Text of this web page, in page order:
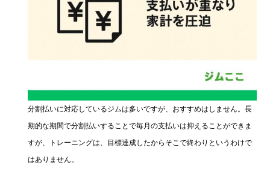
分割払いに対応しているジムは多いですが、おすすめはしません。長
期的な期間で分割払いすることで毎月の支払いは抑えることができま
すが、トレーニングは、目標達成したからそこで終わりというわけで
はありません。